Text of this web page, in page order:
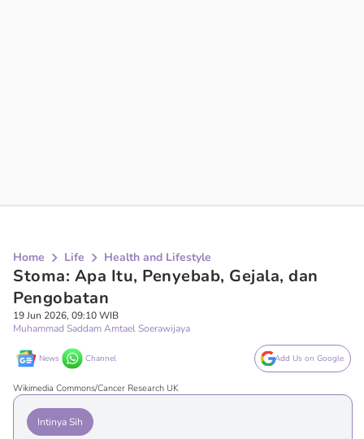
Home Life Health and Lifestyle
Stoma: Apa Itu, Penyebab, Gejala, dan
Pengobatan
19 Jun 2026, 09:10 WIB
Muhammad Saddam Amtael Soerawijaya
News Channel Add Us on Google
Wikimedia Commons/Cancer Research UK
Intinya Sih